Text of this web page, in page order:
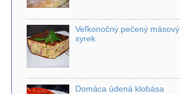
Veľkonočný pečený mäsový
syrek
Domáca údená klobása